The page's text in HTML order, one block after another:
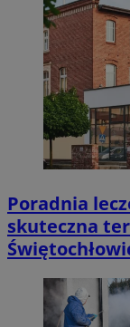
Poradnia
skuteczna